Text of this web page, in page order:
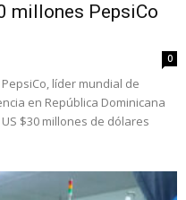
millones PepsiCo
0
líder mundial de
en República Dominicana
$30 millones de dólares